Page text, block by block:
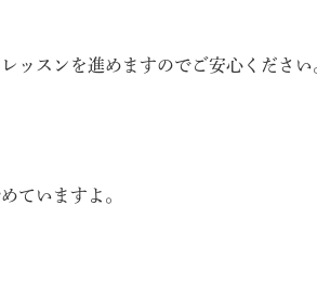
ッスンを進めますのでご安心ください
ていますよ。